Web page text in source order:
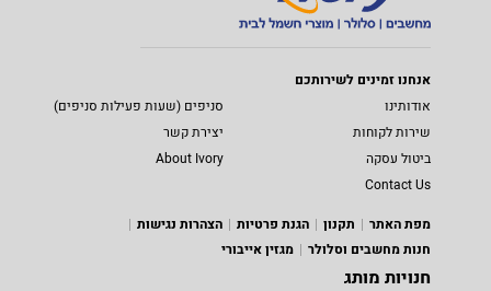
אנחנו זמינים לשירותכם
אודותינו
סניפים (שעות פעילות סניפים)
שירות לקוחות
יצירת קשר
ביטול עסקה
About Ivory
Contact Us
מפת האתר
תקנון הגנת פרטיות
הצהרות נגישות
חנות מחשבים וסלולר
מגזין אייבורי
חנויות מותג